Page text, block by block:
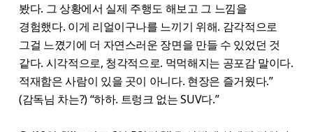
봤다. 그 상황에서 실제 주행도 해보고 그 느낌을
경험했다. 이게 리얼이구나를 느끼기 위해. 감각적으로
그걸 느꼈기에 더 자연스러운 장면을 만들 수 있었던 것
같다. 시각적으로, 청각적으로. 먹먹해지는 공포감 말이다.
적재함은 사람이 있을 곳이 아니다. 현장은 즐거웠다.”
(감독님 차는?) “하하. 트렁크 없는 SUV다.”